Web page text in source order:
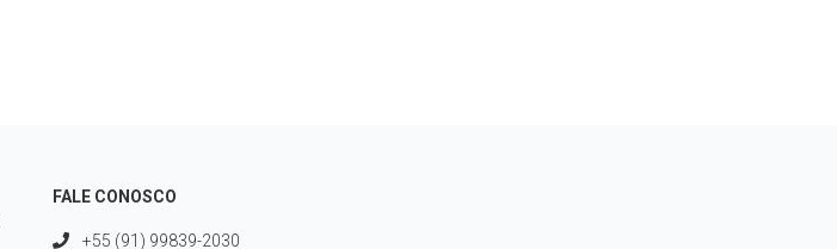
FALE CONOSCO
+55 (91) 99839-2030